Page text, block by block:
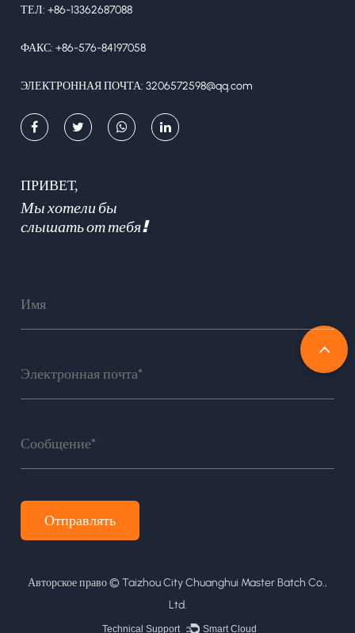
ТЕЛ: +86-13362687088
ФАКС: +86-576-84197058
ЭЛЕКТРОННАЯ ПОЧТА:3206572598@qq.com
ПРИВЕТ,
Мы хотели бы
слышать от тебя!
Авторское право © Taizhou City Chuanghui Master Batch Co.,
Ltd.
Technical Support ： Smart Cloud